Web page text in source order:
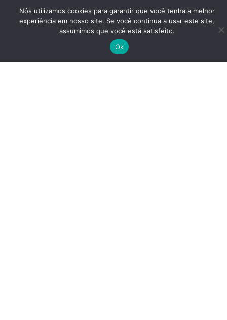
Nós utilizamos cookies para garantir que você tenha a melhor
experiência em nosso site. Se você continua a usar este site,
assumimos que você está satisfeito.
Ok